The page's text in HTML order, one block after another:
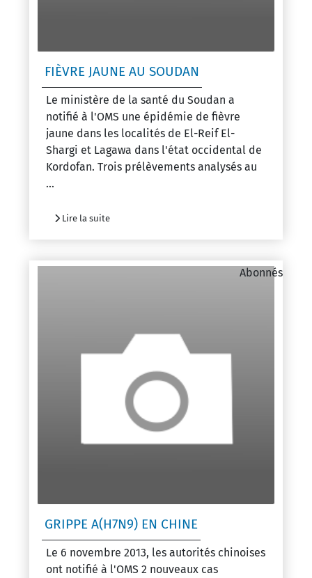
FIÈVRE JAUNE AU SOUDAN
Le ministère de la santé du Soudan a
notifié à l'OMS une épidémie de fièvre
jaune dans les localités de El-Reif El-
Shargi et Lagawa dans l'état occidental de
Kordofan. Trois prélèvements analysés au
...
Lire la suite
Abonnés
GRIPPE A(H7N9) EN CHINE
Le 6 novembre 2013, les autorités chinoises
ont notifié à l'OMS 2 nouveaux cas